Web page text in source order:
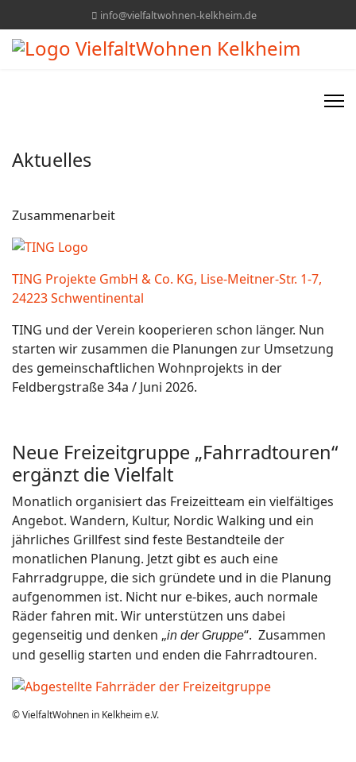
info@vielfaltwohnen-kelkheim.de
Aktuelles
Zusammenarbeit
TING Projekte GmbH & Co. KG, Lise-Meitner-Str. 1-7,
24223 Schwentinental
TING und der Verein kooperieren schon länger. Nun
starten wir zusammen die Planungen zur Umsetzung
des gemeinschaftlichen Wohnprojekts in der
Feldbergstraße 34a / Juni 2026.
Neue Freizeitgruppe „Fahrradtouren“
ergänzt die Vielfalt
Monatlich organisiert das Freizeitteam ein vielfältiges
Angebot. Wandern, Kultur, Nordic Walking und ein
jährliches Grillfest sind feste Bestandteile der
monatlichen Planung. Jetzt gibt es auch eine
Fahrradgruppe, die sich gründete und in die Planung
aufgenommen ist. Nicht nur e-bikes, auch normale
Räder fahren mit. Wir unterstützen uns dabei
gegenseitig und denken „in der Gruppe“. Zusammen
und gesellig starten und enden die Fahrradtouren.
© VielfaltWohnen in Kelkheim e.V.